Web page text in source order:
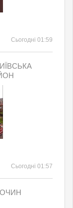
Сьогодні 01:59
Сьогодні 01:57